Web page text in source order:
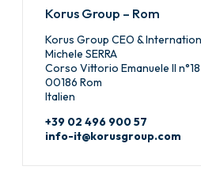
Korus Group – Rom
Korus Group CEO &
Michele SERRA
Corso Vittorio Emanuele II n°18
00186 Rom
Italien
+39 02 496 900 57
info-it@korusgroup.com